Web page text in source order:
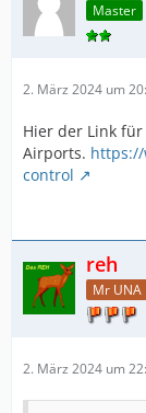
Master
2. März 2024 um
Hier der Link
Airports.
control
reh
Mr UNA
2. März 2024 um